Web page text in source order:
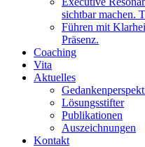
sichtbar machen.
Führen mit
Präsenz.
Coaching
Vita
Aktuelles
Lösungsstifter
Publikationen
Auszeichnungen
Kontakt